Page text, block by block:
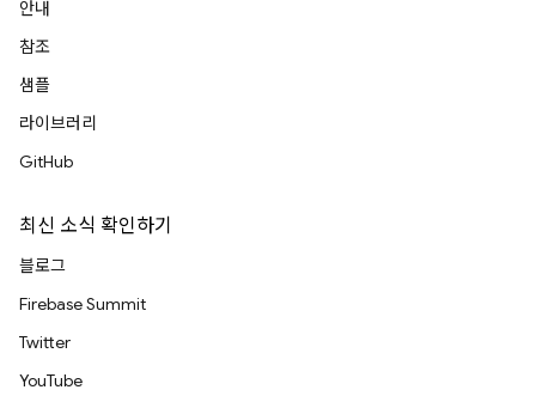
안내
참조
샘플
라이브러리
GitHub
최신 소식 확인하기
블로그
Firebase Summit
Twitter
YouTube